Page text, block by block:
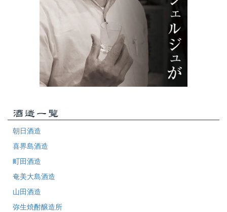
朝日酒造
喜界島酒造
町田酒造
奄美大島酒造
山田酒造
弥生焼酎醸造所